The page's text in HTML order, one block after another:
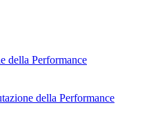
della Performance
della Performance